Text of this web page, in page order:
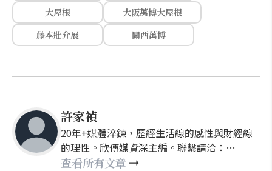
大屋根
大阪萬博大屋根
藤本壯介展
關西萬博
許家禎
20年+媒體淬鍊，歷經生活線的感性與財經線
的理性。欣傳媒資深主編。聯繫請洽：
nellyhsu@xinmedia.com
查看所有文章